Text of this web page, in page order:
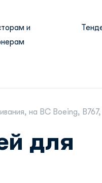
и
на ВС Boeing, B767,
для